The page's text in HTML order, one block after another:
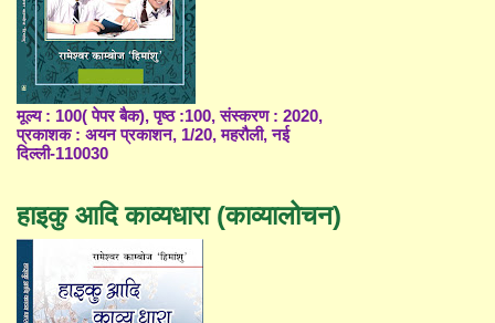
मूल्य : 100( पेपर बैक), पृष्ठ :100, संस्करण : 2020,
प्रकाशक : अयन प्रकाशन, 1/20, महरौली, नई
दिल्ली-110030
हाइकु आदि काव्यधारा (काव्यालोचन)